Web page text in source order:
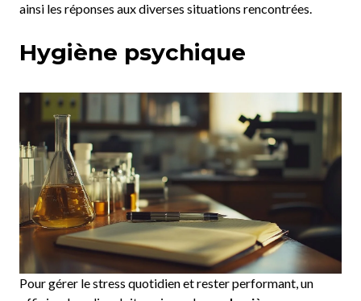
ainsi les réponses aux diverses situations rencontrées.
Hygiène psychique
Pour gérer le stress quotidien et rester performant, un